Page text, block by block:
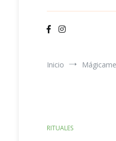
Inicio
RITUALES